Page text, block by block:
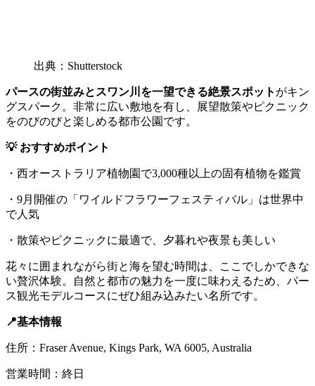
出典：Shutterstock
パースの街並みとスワン川を一望できる絶景スポット がキン
グスパーク。非常に広い敷地を有し、展望散策やピクニック
をのびのびと楽しめる都市公園です。
💡 おすすめポイント
・西オーストラリア植物園で3,000種以上の固有植物を鑑賞
・9月開催の「ワイルドフラワーフェスティバル」は世界中
で人気
・散策やピクニックに最適で、夕暮れや夜景も美しい
花々に囲まれながら街と海を望む時間は、ここでしかできな
い贅沢体験。自然と都市の魅力を一度に味わえるため、パー
ス観光モデルコースにぜひ組み込みたい名所です。
📍基本情報
住所：Fraser Avenue, Kings Park, WA 6005, Australia
営業時間：終日